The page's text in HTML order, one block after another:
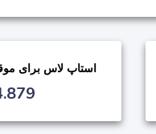
استاپ لاس برای